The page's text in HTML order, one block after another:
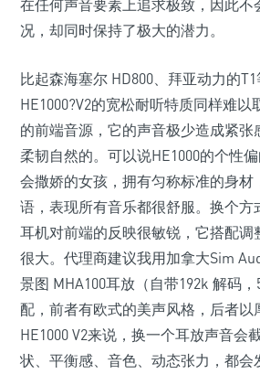
在任何声音要素上追求极致，因此不
况，却同时保持了极大的潜力。
比起森海塞尔 HD800、拜亚动力的T1
HE1000?V2的宽松耐听特质同样难
的前端音源，它的声音极少造成紧张
柔韧自然的。可以说HE1000的个性
会撒娇的女孩，拥有匀称标准的身材
语，表现所有音乐都很舒服。换个方
耳机对前端的反映很敏锐，它搭配调
很大。代理商建议我用加拿大Sim
景图 MHA100耳放（自带192k 解码
配，前者有欧式的美声风格，后者以
HE1000 V2来说，换一个耳放声音会
状、平衡感、音色、动态张力，都会